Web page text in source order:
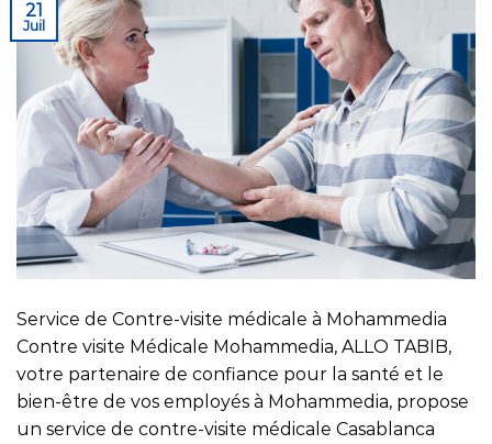
21
Juil
Service de Contre-visite médicale à Mohammedia
Contre visite Médicale Mohammedia, ALLO TABIB,
votre partenaire de confiance pour la santé et le
bien-être de vos employés à Mohammedia, propose
un service de contre-visite médicale Casablanca